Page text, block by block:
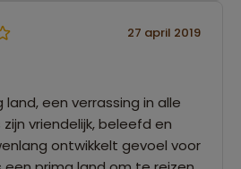
27 april 2019
een verrassing in alle
vriendelijk, beleefd en
ontwikkelt gevoel voor